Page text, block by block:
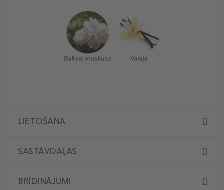
Baltais muskuss Vaniļa
LIETOŠANA
SASTĀVDAĻAS
BRĪDINĀJUMI